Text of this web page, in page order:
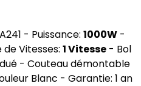
- Puissance:1000W -
de Vitesses:1 Vitesse - Bol
- Couteau démontable
Blanc - Garantie: 1 an